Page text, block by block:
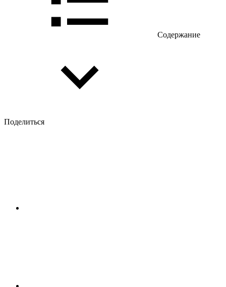
Содержание
Поделиться